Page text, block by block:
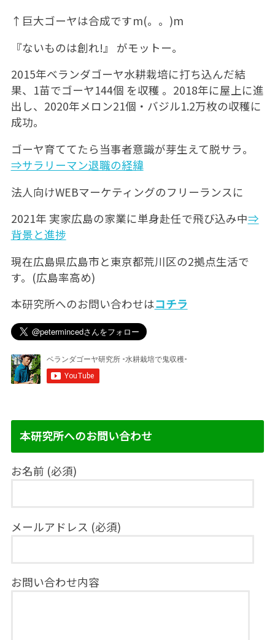
↑巨大ゴーヤは合成ですm(。。)m
『ないものは創れ!』 がモットー。
2015年ベランダゴーヤ水耕栽培に打ち込んだ結
果、1苗でゴーヤ144個 を収穫 。2018年に屋上に進
出し、2020年メロン21個・バジル1.2万枚の収穫に
成功。
ゴーヤ育ててたら当事者意識が芽生えて脱サラ。
⇒サラリーマン退職の経緯
法人向けWEBマーケティングのフリーランスに
2021年 実家広島の家業に単身赴任で飛び込み中⇒
背景と進捗
現在広島県広島市と東京都荒川区の2拠点生活で
す。(広島率高め)
本研究所へのお問い合わせはコチラ
本研究所へのお問い合わせ
お名前 (必須)
メールアドレス (必須)
お問い合わせ内容